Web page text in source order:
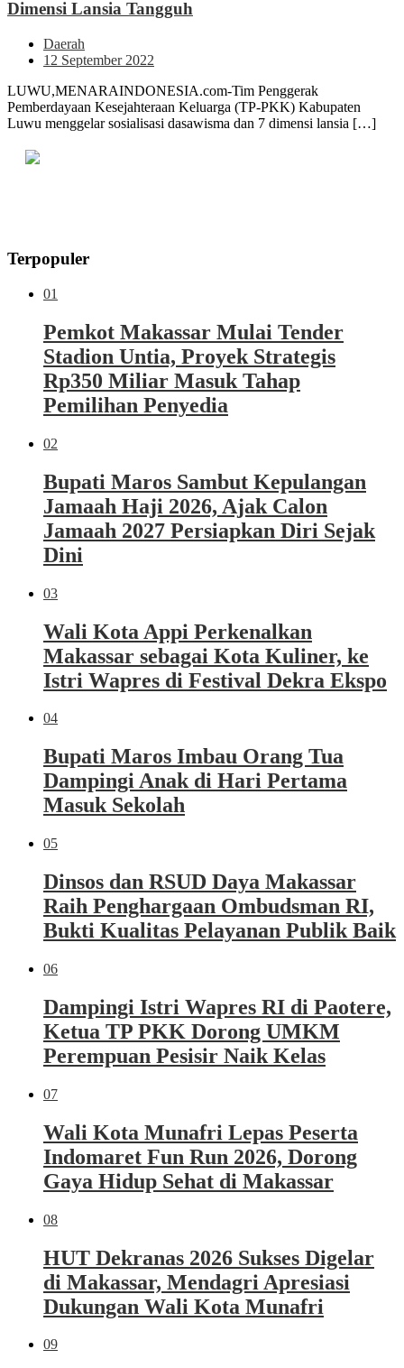
Dimensi Lansia Tangguh
Daerah
12 September 2022
LUWU,MENARAINDONESIA.com-Tim Penggerak
Pemberdayaan Kesejahteraan Keluarga (TP-PKK) Kabupaten
Luwu menggelar sosialisasi dasawisma dan 7 dimensi lansia […]
Terpopuler
01
Pemkot Makassar Mulai Tender
Stadion Untia, Proyek Strategis
Rp350 Miliar Masuk Tahap
Pemilihan Penyedia
02
Bupati Maros Sambut Kepulangan
Jamaah Haji 2026, Ajak Calon
Jamaah 2027 Persiapkan Diri Sejak
Dini
03
Wali Kota Appi Perkenalkan
Makassar sebagai Kota Kuliner, ke
Istri Wapres di Festival Dekra Ekspo
04
Bupati Maros Imbau Orang Tua
Dampingi Anak di Hari Pertama
Masuk Sekolah
05
Dinsos dan RSUD Daya Makassar
Raih Penghargaan Ombudsman RI,
Bukti Kualitas Pelayanan Publik Baik
06
Dampingi Istri Wapres RI di Paotere,
Ketua TP PKK Dorong UMKM
Perempuan Pesisir Naik Kelas
07
Wali Kota Munafri Lepas Peserta
Indomaret Fun Run 2026, Dorong
Gaya Hidup Sehat di Makassar
08
HUT Dekranas 2026 Sukses Digelar
di Makassar, Mendagri Apresiasi
Dukungan Wali Kota Munafri
09